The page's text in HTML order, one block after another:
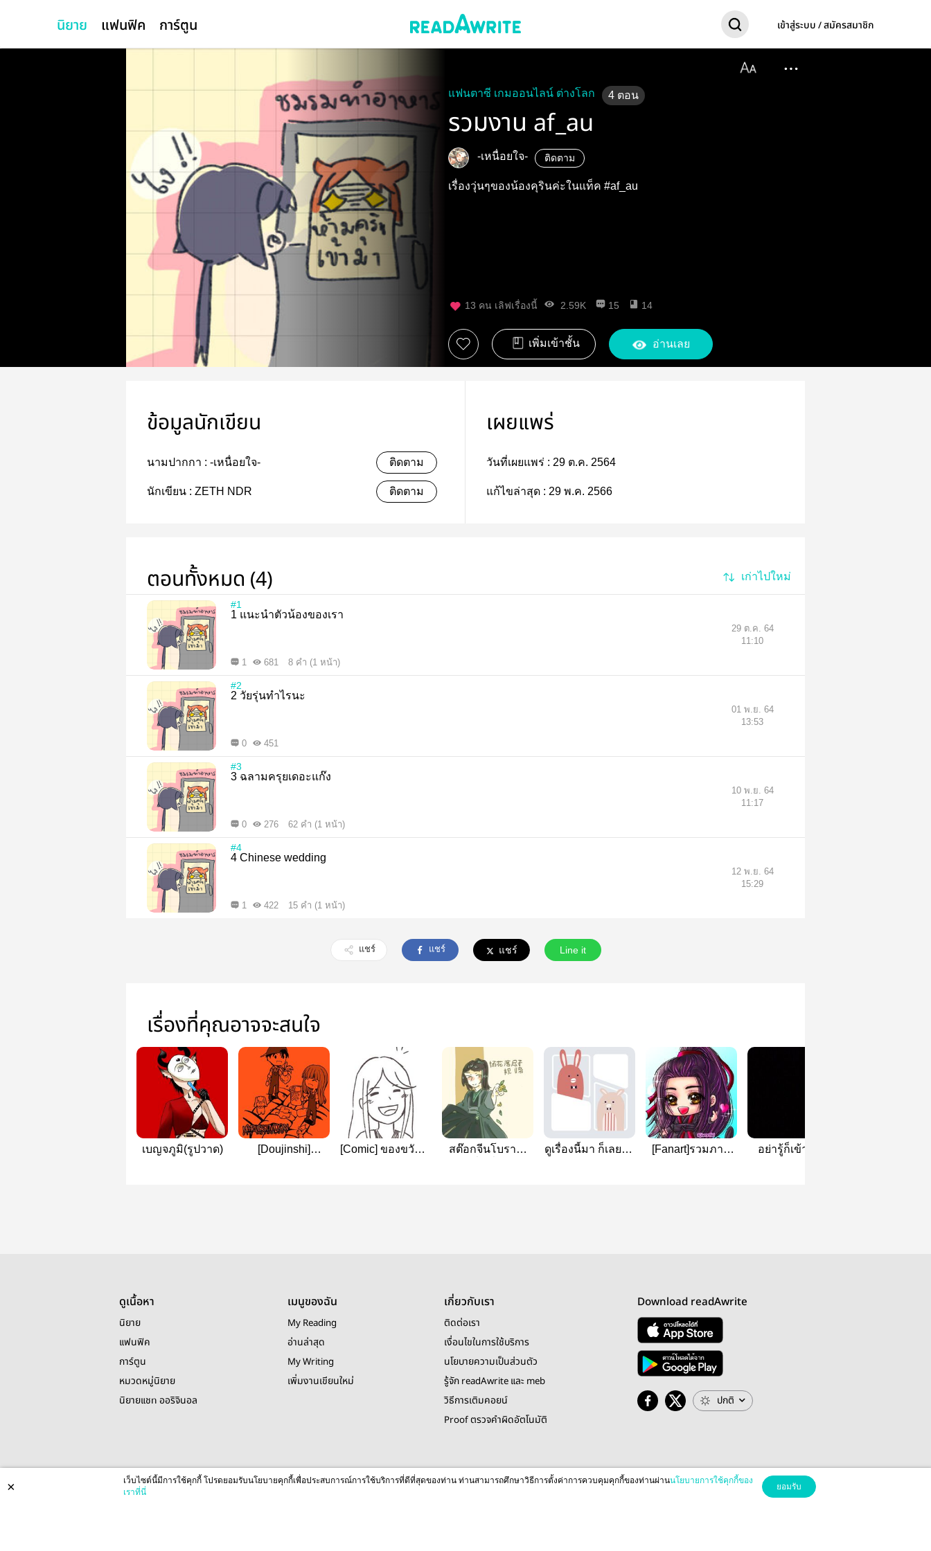
นิยาย แฟนฟิค การ์ตูน เข้าสู่ระบบ / สมัครสมาชิก
แฟนตาซี เกมออนไลน์ ต่างโลก 4 ตอน
รวมงาน af_au
-เหนื่อยใจ- ติดตาม
เรื่องวุ่นๆของน้องคุรินค่ะในแท็ค #af_au
13 คน เลิฟเรื่องนี้ 2.59K 15 14
เพิ่มเข้าชั้น อ่านเลย
ข้อมูลนักเขียน
นามปากกา : -เหนื่อยใจ- ติดตาม
นักเขียน : ZETH NDR ติดตาม
เผยแพร่
วันที่เผยแพร่ : 29 ต.ค. 2564
แก้ไขล่าสุด : 29 พ.ค. 2566
ตอนทั้งหมด (4) เก่าไปใหม่
#1
1 แนะนำตัวน้องของเรา
1 681 8 คำ (1 หน้า)
29 ต.ค. 64
11:10
#2
2 วัยรุ่นทำไรนะ
0 451
01 พ.ย. 64
13:53
#3
3 ฉลามครุยเดอะแก๊ง
0 276 62 คำ (1 หน้า)
10 พ.ย. 64
11:17
#4
4 Chinese wedding
1 422 15 คำ (1 หน้า)
12 พ.ย. 64
15:29
แชร์ แชร์ แชร์ Line it
เรื่องที่คุณอาจจะสนใจ
เบญจภูมิ(รูปวาด)
[Doujinshi]
[Comic] ของขวัญค
สต๊อกจีนโบราณ
ดูเรื่องนี้มา ก็เลยมา
[Fanart]รวมภาพ
อย่ารู้ก็เข้ามาดู
ดูเนื้อหา
นิยาย
แฟนฟิค
การ์ตูน
หมวดหมู่นิยาย
นิยายแชท ออริจินอล
เมนูของฉัน
My Reading
อ่านล่าสุด
My Writing
เพิ่มงานเขียนใหม่
เกี่ยวกับเรา
ติดต่อเรา
เงื่อนไขในการใช้บริการ
นโยบายความเป็นส่วนตัว
รู้จัก readAwrite และ meb
วิธีการเติมคอยน์
Proof ตรวจคำผิดอัตโนมัติ
Download readAwrite
ปกติ
© 2026 readAwrite.com by MEB Corporation Public Company Limited
This site is protected by reCAPTCHA and the Google
× เว็บไซต์นี้มีการใช้คุกกี้ โปรดยอมรับนโยบายคุกกี้เพื่อประสบการณ์การใช้บริการที่ดีที่สุดของท่าน ท่านสามารถศึกษาวิธีการตั้งค่าการควบคุมคุกกี้ของท่านผ่านนโยบายการใช้คุกกี้ของ
เราที่นี่
ยอมรับ